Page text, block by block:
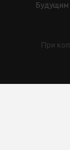
При